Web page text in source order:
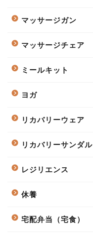
マッサージガン
マッサージチェア
ミールキット
ヨガ
リカバリーウェア
リカバリーサンダル
レジリエンス
休養
宅配弁当（宅食）